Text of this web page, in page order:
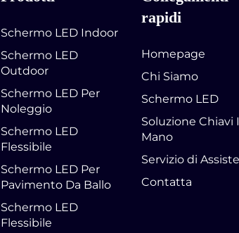
Schermo LED Indoor
Schermo LED
Outdoor
Schermo LED Per
Noleggio
Schermo LED
Flessibile
Schermo LED Per
Pavimento Da Ballo
Schermo LED
Flessibile
rapidi
Homepage
Chi Siamo
Schermo LED
Soluzione Chiavi
Mano
Servizio di
Contatta